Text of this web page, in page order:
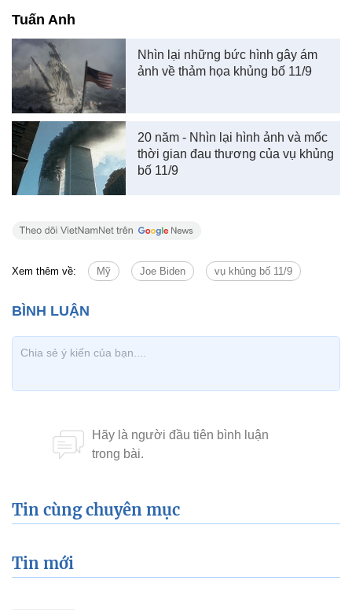
Tuấn Anh
Nhìn lại những bức hình gây ám
ảnh về thảm họa khủng bố 11/9
20 năm - Nhìn lại hình ảnh và mốc
thời gian đau thương của vụ khủng
bố 11/9
Xem thêm về: Mỹ Joe Biden vụ khủng bố 11/9
Tin cùng chuyên mục
Tin mới